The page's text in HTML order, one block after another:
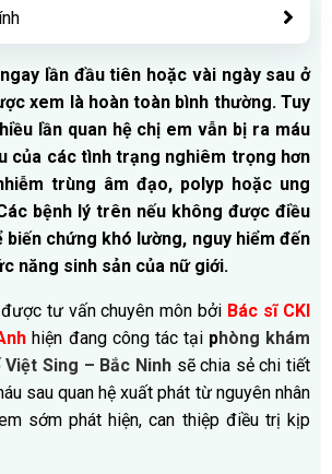
lần đầu tiên hoặc vài ngày sau ở
xem là hoàn toàn bình thường. Tuy
lần quan hệ chị em vẫn bị ra máu
của các tình trạng nghiêm trọng hơn
trùng âm đạo, polyp hoặc ung
bệnh lý trên nếu không được điều
chứng khó lường, nguy hiểm đến
năng sinh sản của nữ giới.
tư vấn chuyên môn bởi Bác sĩ CKI
hiện đang công tác tại phòng khám
Sing – Bắc Ninh sẽ chia sẻ chi tiết
sau quan hệ xuất phát từ nguyên nhân
sớm phát hiện, can thiệp điều trị kịp